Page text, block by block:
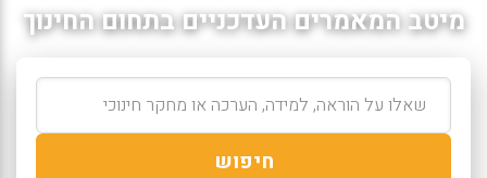
מיטב המאמרים העדכניים בתחום החינוך
חיפוש